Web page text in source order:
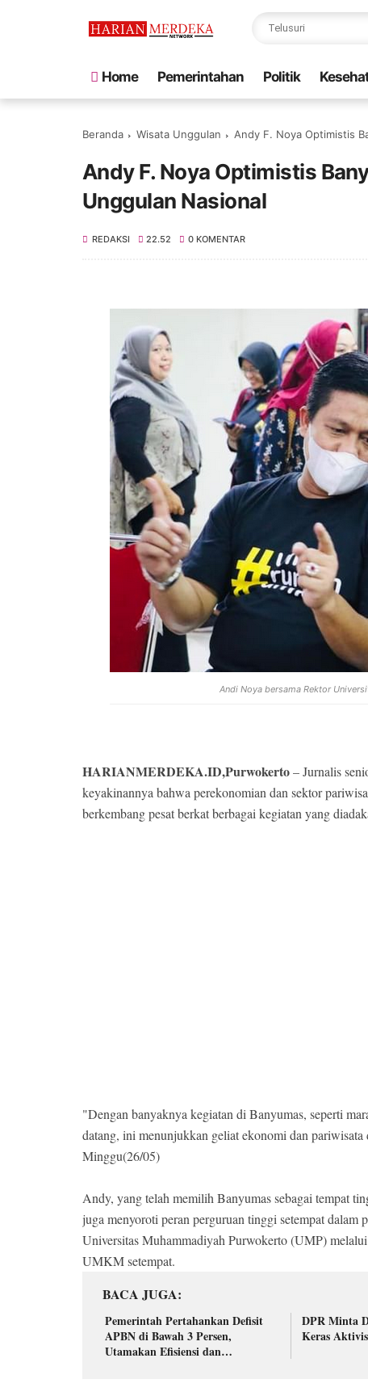
Home Pemerintahan Politik
Beranda Wisata Unggulan Andy F. Noya Optimistis
Andy F. Noya Optimistis
Unggulan Nasional
REDAKSI 22.52 0 KOMENTAR
Andi Noya bersama Rektor
HARIANMERDEKA.ID,Purwokerto– Jurnalis
keyakinannya bahwa perekonomian dan sektor
berkembang pesat berkat berbagai kegiatan yang
"Dengan banyaknya kegiatan di Banyumas, seperti
datang, ini menunjukkan geliat ekonomi dan
Minggu(26/05)
Andy, yang telah memilih Banyumas sebagai tempat
juga menyoroti peran perguruan tinggi setempat
Universitas Muhammadiyah Purwokerto (UMP)
UMKM setempat.
BACA JUGA
Pemerintah Pertahankan Defisit
APBN di Bawah 3 Persen,
Utamakan Efisiensi dan
DPR Minta
Keras